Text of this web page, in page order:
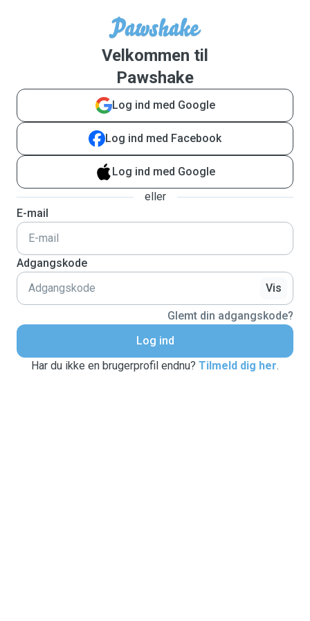
Velkommen til
Pawshake
Log ind med Google
Log ind med Facebook
Log ind med Google
eller
E-mail
Adgangskode
Vis
Glemt din adgangskode?
Log ind
Har du ikke en brugerprofil endnu? Tilmeld dig her.